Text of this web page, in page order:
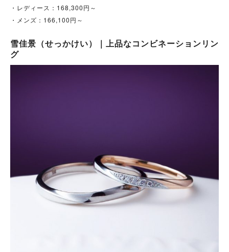
・レディース：168,300円～
・メンズ：166,100円～
雪佳景（せっかけい）｜上品なコンビネーションリン
グ